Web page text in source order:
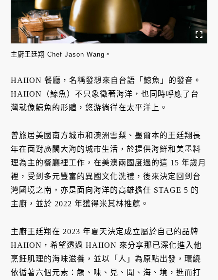
主廚王廷翔 Chef Jason Wang。
HAIION 餐廳，名稱發想來自台語「鯨魚」的發音。
HAIION（鯨魚）不只象徵著海洋，也同時呼應了台
灣就像鯨魚的形體，悠游徜徉在太平洋上。
曾旅居美國南方城市和澳洲雪梨、墨爾本的王廷翔長
年在面對廣闊大海的城市生活，於提供海鮮和美墨料
理為主的餐廳裡工作，在美澳兩國度過的這 15 年歲月
裡，受到多元豐富的異國文化洗禮，後來決定回到台
灣國境之南，亦是面向海洋的高雄擔任 STAGE 5 的
主廚，並於 2022 年獲得米其林推薦。
主廚王廷翔在 2023 年夏天決定成立屬於自己的品牌
HAIION，希望透過 HAIION 來分享那已深化進入他
烹飪肌理的海味滋養，並以「人」為原點出發，環繞
依循著六個元素：觸、味、見、聞、海、境，進而打